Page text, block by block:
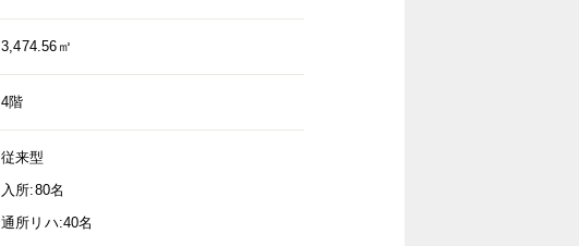
3,474.56㎡
4階
従来型
入所:80名
通所リハ:40名